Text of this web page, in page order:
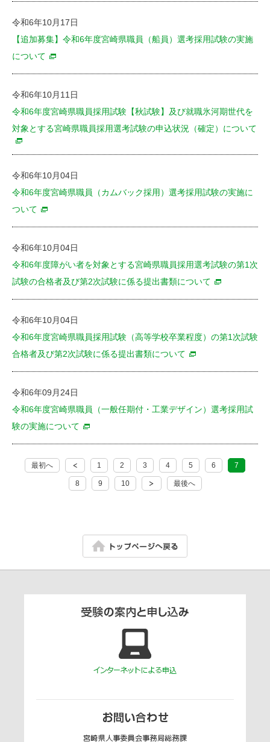
令和6年10月17日
【追加募集】令和6年度宮崎県職員（船員）選考採用試験の実施
について
令和6年10月11日
令和6年度宮崎県職員採用試験【秋試験】及び就職氷河期世代を
対象とする宮崎県職員採用選考試験の申込状況（確定）について
令和6年10月04日
令和6年度宮崎県職員（カムバック採用）選考採用試験の実施に
ついて
令和6年10月04日
令和6年度障がい者を対象とする宮崎県職員採用選考試験の第1次
試験の合格者及び第2次試験に係る提出書類について
令和6年10月04日
令和6年度宮崎県職員採用試験（高等学校卒業程度）の第1次試験
合格者及び第2次試験に係る提出書類について
令和6年09月24日
令和6年度宮崎県職員（一般任期付・工業デザイン）選考採用試
験の実施について
最初へ 1 2 3 4 5 6 7
8 9 10 最後へ